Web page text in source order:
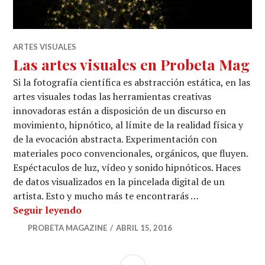
ARTES VISUALES
Las artes visuales en Probeta Mag
Si la fotografía científica es abstracción estática, en las
artes visuales todas las herramientas creativas
innovadoras están a disposición de un discurso en
movimiento, hipnótico, al límite de la realidad física y
de la evocación abstracta. Experimentación con
materiales poco convencionales, orgánicos, que fluyen.
Espéctaculos de luz, vídeo y sonido hipnóticos. Haces
de datos visualizados en la pincelada digital de un
artista. Esto y mucho más te encontrarás …
Seguir leyendoLas artes visuales en Probeta Mag
PROBETA MAGAZINE ABRIL 15, 2016